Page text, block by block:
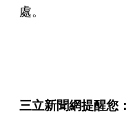
處。
三立新聞網提醒您：